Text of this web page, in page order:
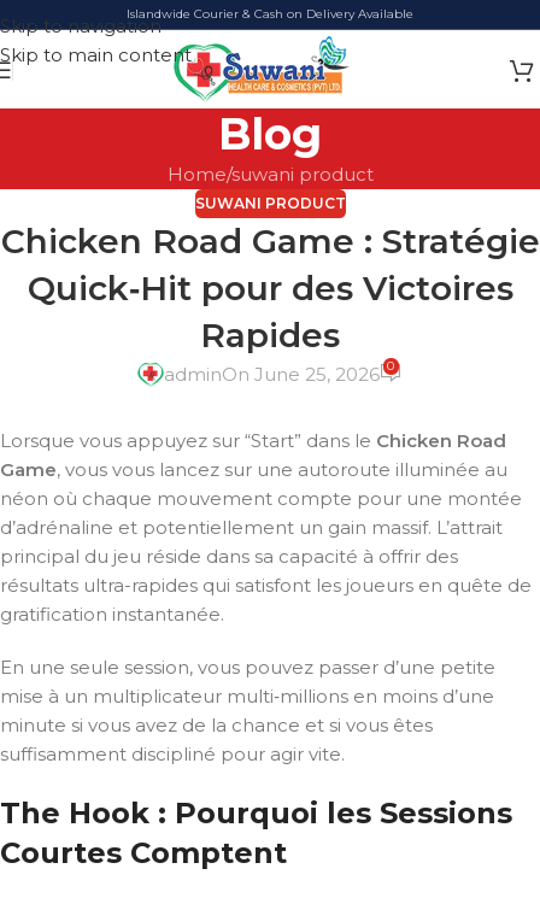
Skip to navigation
Skip to main content
Islandwide Courier & Cash on Delivery Available
Blog
Home suwani product
SUWANI PRODUCT
Chicken Road Game : Stratégie
Quick‑Hit pour des Victoires
Rapides
adminOn June 25, 2026 0
Lorsque vous appuyez sur “Start” dans le Chicken Road
Game, vous vous lancez sur une autoroute illuminée au
néon où chaque mouvement compte pour une montée
d’adrénaline et potentiellement un gain massif. L’attrait
principal du jeu réside dans sa capacité à offrir des
résultats ultra-rapides qui satisfont les joueurs en quête de
gratification instantanée.
En une seule session, vous pouvez passer d’une petite
mise à un multiplicateur multi‑millions en moins d’une
minute si vous avez de la chance et si vous êtes
suffisamment discipliné pour agir vite.
The Hook : Pourquoi les Sessions
Courtes Comptent